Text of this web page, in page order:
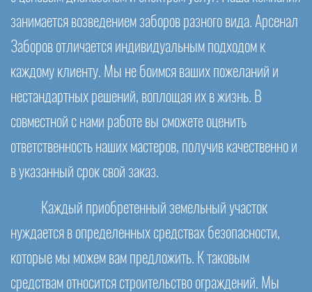
занимается возведением заборов разного вида. Арсенал
Заборов отличается индивидуальным подходом к
каждому клиенту. Мы не боимся ваших пожеланий и
нестандартных решений, воплощая их в жизнь. В
совместной с нами работе вы сможете оценить
ответственность наших мастеров, получив качественно и
в указанный срок свой заказ.
Каждый приобретенный земельный участок
нуждается в определенных средствах безопасности,
которые мы можем вам предложить. К таковым
средствам относится строительство ограждений. Мы